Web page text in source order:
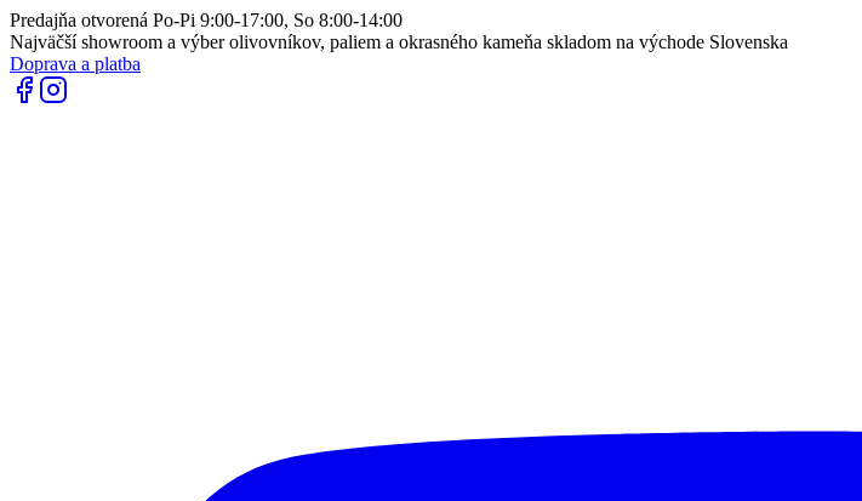
Predajňa otvorená Po-Pi 9:00-17:00, So 8:00-14:00
Najväčší showroom a výber olivovníkov, paliem a okrasného kameňa skladom na východe Slovenska
Doprava a platba